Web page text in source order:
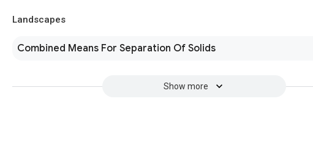
Landscapes
Combined Means For Separation Of Solids
Show more